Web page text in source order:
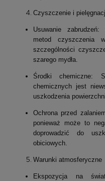
Czyszczenie i
Usuwanie
metod czyszczenia
szczególności
szarego mydła.
Środki chemiczne:
chemicznych jest
uszkodzenia
Ochrona przed
ponieważ może to
doprowadzić do
obiciowych.
Warunki atmosferyczne
Ekspozycja na